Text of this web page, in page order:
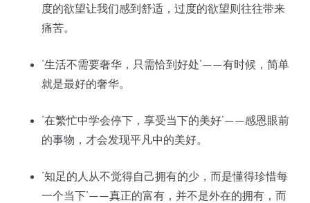
度的欲望让我们感到舒适，过度的欲望则往往带来
痛苦。
‘生活不需要奢华，只需恰到好处’——有时候，简单
就是最好的奢华。
‘在繁忙中学会停下，享受当下的美好’——感恩眼前
的事物，才会发现平凡中的美好。
‘知足的人从不觉得自己拥有的少，而是懂得珍惜每
一个当下’——真正的富有，并不是外在的拥有，而